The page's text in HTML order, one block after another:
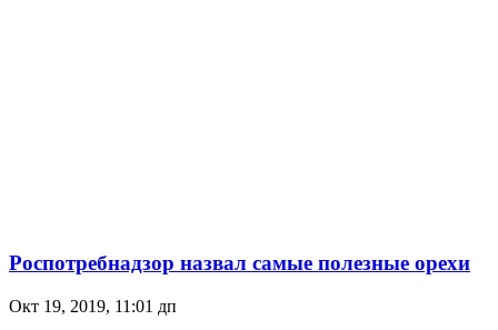
Роспотребнадзор назвал самые полезные орехи
Окт 19, 2019, 11:01 дп